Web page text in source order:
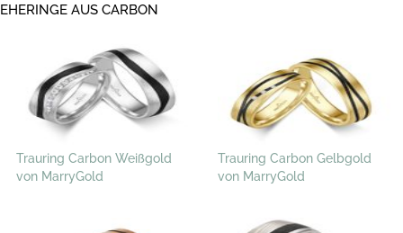
EHERINGE AUS CARBON
Trauring Carbon Weißgold
von MarryGold
Trauring Carbon Gelbgold
von MarryGold